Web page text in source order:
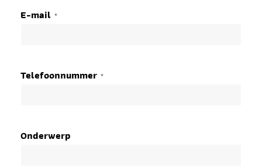
E-mail *
Telefoonnummer *
Onderwerp